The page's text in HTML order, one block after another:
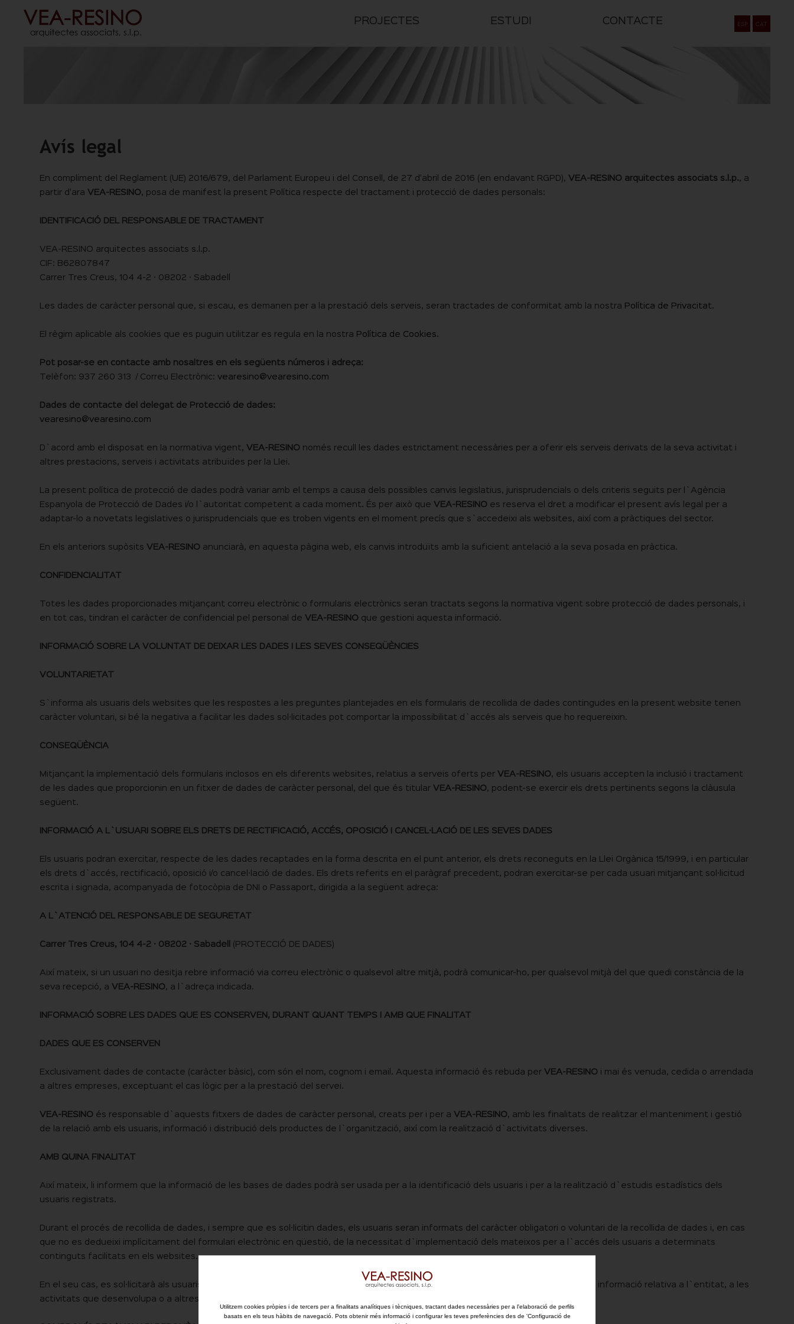
PROJECTES ESTUDI CONTACTE ESP CAT
Avís legal
En compliment del Reglament (UE) 2016/679, del Parlament Europeu i del Consell, de 27 d'abril de 2016 (en endavant RGPD), VEA-RESINO arquitectes associats s.l.p., a
partir d'ara VEA-RESINO, posa de manifest la present Política respecte del tractament i protecció de dades personals:
IDENTIFICACIÓ DEL RESPONSABLE DE TRACTAMENT
VEA-RESINO arquitectes associats s.l.p.
CIF: B62807847
Carrer Tres Creus, 104 4-2 · 08202 · Sabadell
Les dades de caràcter personal que, si escau, es demanen per a la prestació dels serveis, seran tractades de conformitat amb la nostra Política de Privacitat.
El règim aplicable als cookies que es puguin utilitzar es regula en la nostra Política de Cookies.
Pot posar-se en contacte amb nosaltres en els següents números i adreça:
Telèfon: 937 260 313 / Correu Electrònic:vearesino@vearesino.com
Dades de contacte del delegat de Protecció de dades:
vearesino@vearesino.com
D`acord amb el disposat en la normativa vigent, VEA-RESINO només recull les dades estrictament necessàries per a oferir els serveis derivats de la seva activitat i
altres prestacions, serveis i activitats atribuïdes per la Llei.
La present política de protecció de dades podrà variar amb el temps a causa dels possibles canvis legislatius, jurisprudencials o dels criteris seguits per l`Agència
Espanyola de Protecció de Dades i/o l`autoritat competent a cada moment. És per això que VEA-RESINO es reserva el dret a modificar el present avís legal per a
adaptar-lo a novetats legislatives o jurisprudencials que es troben vigents en el moment precís que s`accedeixi als websites, així com a pràctiques del sector.
En els anteriors supòsits VEA-RESINO anunciarà, en aquesta pàgina web, els canvis introduïts amb la suficient antelació a la seva posada en pràctica.
CONFIDENCIALITAT
Totes les dades proporcionades mitjançant correu electrònic o formularis electrònics seran tractats segons la normativa vigent sobre protecció de dades personals, i
en tot cas, tindran el caràcter de confidencial pel personal de VEA-RESINO que gestioni aquesta informació.
INFORMACIÓ SOBRE LA VOLUNTAT DE DEIXAR LES DADES I LES SEVES CONSEQÜÈNCIES
VOLUNTARIETAT
S`informa als usuaris dels websites que les respostes a les preguntes plantejades en els formularis de recollida de dades contingudes en la present website tenen
caràcter voluntari, si bé la negativa a facilitar les dades sol·licitades pot comportar la impossibilitat d`accés als serveis que ho requereixin.
CONSEQÜÈNCIA
Mitjançant la implementació dels formularis inclosos en els diferents websites, relatius a serveis oferts per VEA-RESINO, els usuaris accepten la inclusió i tractament
de les dades que proporcionin en un fitxer de dades de caràcter personal, del que és titular VEA-RESINO, podent-se exercir els drets pertinents segons la clàusula
següent.
INFORMACIÓ A L`USUARI SOBRE ELS DRETS DE RECTIFICACIÓ, ACCÉS, OPOSICIÓ I CANCEL·LACIÓ DE LES SEVES DADES
Els usuaris podran exercitar, respecte de les dades recaptades en la forma descrita en el punt anterior, els drets reconeguts en la Llei Orgànica 15/1999, i en particular
els drets d`accés, rectificació, oposició i/o cancel·lació de dades. Els drets referits en el paràgraf precedent, podran exercitar-se per cada usuari mitjançant sol·licitud
escrita i signada, acompanyada de fotocòpia de DNI o Passaport, dirigida a la següent adreça:
A L`ATENCIÓ DEL RESPONSABLE DE SEGURETAT
Carrer Tres Creus, 104 4-2 · 08202 · Sabadell (PROTECCIÓ DE DADES)
Així mateix, si un usuari no desitja rebre informació via correu electrònic o qualsevol altre mitjà, podrà comunicar-ho, per qualsevol mitjà del que quedi constància de la
seva recepció, a VEA-RESINO, a l`adreça indicada.
INFORMACIÓ SOBRE LES DADES QUE ES CONSERVEN, DURANT QUANT TEMPS I AMB QUE FINALITAT
DADES QUE ES CONSERVEN
Exclusivament dades de contacte (caràcter bàsic), com són el nom, cognom i email. Aquesta informació és rebuda per VEA-RESINO i mai és venuda, cedida o arrendada
a altres empreses, exceptuant el cas lògic per a la prestació del servei.
VEA-RESINO és responsable d`aquests fitxers de dades de caràcter personal, creats per i per a VEA-RESINO, amb les finalitats de realitzar el manteniment i gestió
de la relació amb els usuaris, informació i distribució dels productes de l`organització, així com la realització d`activitats diverses.
AMB QUINA FINALITAT
Així mateix, li informem que la informació de les bases de dades podrà ser usada per a la identificació dels usuaris i per a la realització d`estudis estadístics dels
usuaris registrats.
Durant el procés de recollida de dades, i sempre que es sol·licitin dades, els usuaris seran informats del caràcter obligatori o voluntari de la recollida de dades i, en cas
que no es dedueixi implícitament del formulari electrònic en qüestió, de la necessitat d`implementació dels mateixos per a l`accés dels usuaris a determinats
continguts facilitats en els websites.
En el seu cas, es sol·licitarà als usuaris el seu consentiment perquè VEA-RESINOpugui fer ús de les seves dades a fi de remetre-li informació relativa a l`entitat, a les
activitats que desenvolupa o a altres temes relacionats.
Utilitzem cookies pròpies i de tercers per a finalitats analítiques i tècniques, tractant dades necessàries per a l'elaboració de perfils
basats en els teus hàbits de navegació. Pots obtenir més informació i configurar les teves preferències des de 'Configuració de